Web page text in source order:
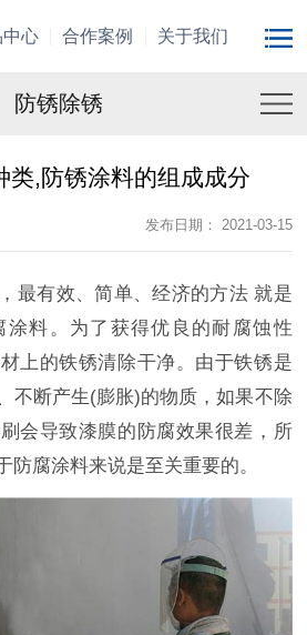
中心 合作案例 关于我们
防锈除锈
类,防锈涂料的组成成分
发布日期： 2021-03-15
最有效、简单、经济的方法 就是
涂料。为了获得优良的耐腐蚀性
上的铁锈清除干净。由于铁锈是
不断产生(膨胀)的物质，如果不除
会导致漆膜的防腐效果很差，所
防腐涂料来说是至关重要的。